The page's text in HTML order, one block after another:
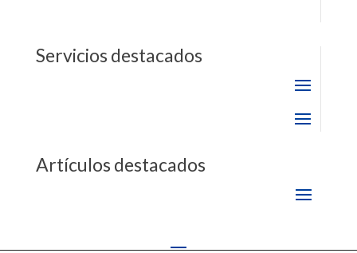
Servicios destacados
Artículos destacados